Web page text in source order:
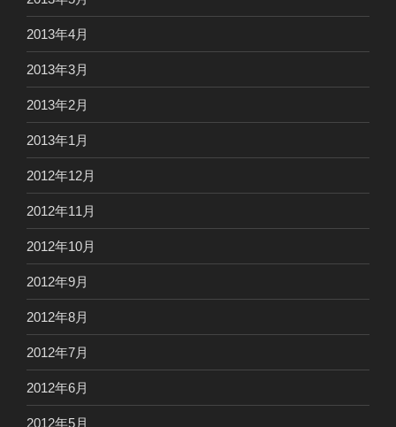
2013年4月
2013年3月
2013年2月
2013年1月
2012年12月
2012年11月
2012年10月
2012年9月
2012年8月
2012年7月
2012年6月
2012年5月